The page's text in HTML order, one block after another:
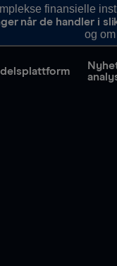
finansielle
når de handler i
og